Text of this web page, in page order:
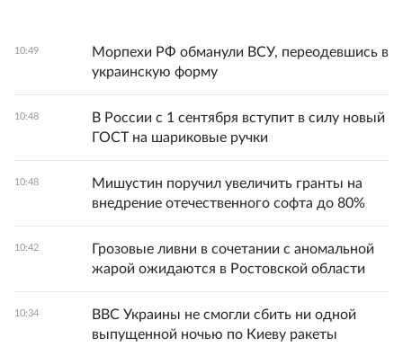
10:49
Морпехи РФ обманули ВСУ, переодевшись в
украинскую форму
10:48
В России с 1 сентября вступит в силу новый
ГОСТ на шариковые ручки
10:48
Мишустин поручил увеличить гранты на
внедрение отечественного софта до 80%
10:42
Грозовые ливни в сочетании с аномальной
жарой ожидаются в Ростовской области
10:34
ВВС Украины не смогли сбить ни одной
выпущенной ночью по Киеву ракеты